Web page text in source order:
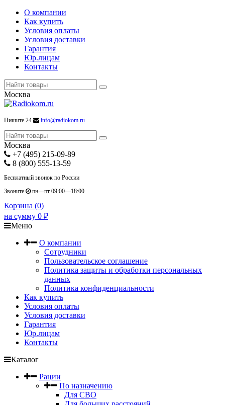
О компании
Как купить
Условия оплаты
Условия доставки
Гарантия
Юр.лицам
Контакты
Москва
Пишите 24 info@radiokom.ru
Москва
+7 (495) 215-09-89
8 (800) 555-13-59
Бесплатный звонок по России
Звоните
пн—пт 09:00—18:00
Корзина (0)
на сумму 0 ₽
Меню
О компании
Сотрудники
Пользовательское соглашение
Политика защиты и обработки персональных
данных
Политика конфиденциальности
Как купить
Условия оплаты
Условия доставки
Гарантия
Юр.лицам
Контакты
Каталог
Рации
По назначению
Для СВО